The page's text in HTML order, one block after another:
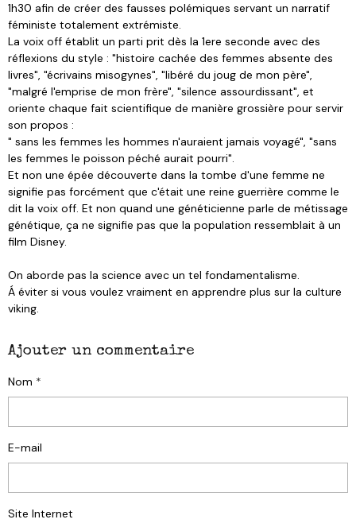
1h30 afin de créer des fausses polémiques servant un narratif
féministe totalement extrémiste.
La voix off établit un parti prit dès la 1ere seconde avec des
réflexions du style : "histoire cachée des femmes absente des
livres", "écrivains misogynes", "libéré du joug de mon père",
"malgré l'emprise de mon frère", "silence assourdissant", et
oriente chaque fait scientifique de manière grossière pour servir
son propos :
" sans les femmes les hommes n'auraient jamais voyagé", "sans
les femmes le poisson péché aurait pourri".
Et non une épée découverte dans la tombe d'une femme ne
signifie pas forcément que c'était une reine guerrière comme le
dit la voix off. Et non quand une généticienne parle de métissage
génétique, ça ne signifie pas que la population ressemblait à un
film Disney.
On aborde pas la science avec un tel fondamentalisme.
Á éviter si vous voulez vraiment en apprendre plus sur la culture
viking.
Ajouter un commentaire
Nom
E-mail
Site Internet